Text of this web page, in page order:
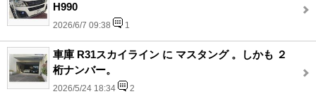
H990
2026/6/7 09:38 1
車庫 R31スカイライン に マスタング 。しかも ２
桁ナンバー。
2026/5/24 18:34 2